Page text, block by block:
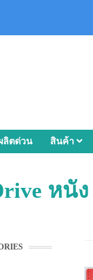
ลิตด่วน สินค้า
หนัง